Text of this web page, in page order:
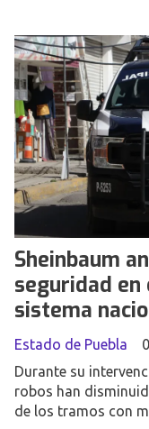
Sheinbaum
seguridad
sistema
Estado de Puebla
Durante su
robos han
de los tramos con